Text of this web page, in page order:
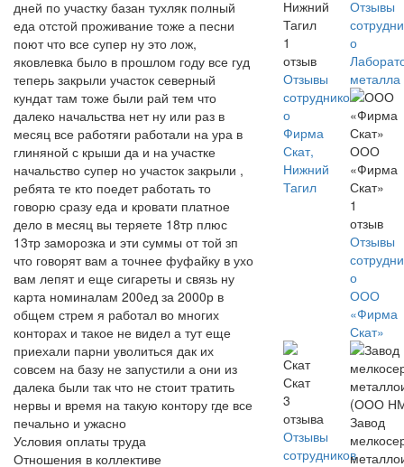
дней по участку базан тухляк полный
еда отстой проживание тоже а песни
поют что все супер ну это лож,
яковлевка было в прошлом году все гуд
теперь закрыли участок северный
кундат там тоже были рай тем что
далеко начальства нет ну или раз в
месяц все работяги работали на ура в
глиняной с крыши да и на участке
начальство супер но участок закрыли ,
ребята те кто поедет работать то
говорю сразу еда и кровати платное
дело в месяц вы теряете 18тр плюс
13тр заморозка и эти суммы от той зп
что говорят вам а точнее фуфайку в ухо
вам лепят и еще сигареты и связь ну
карта номиналам 200ед за 2000р в
общем стрем я работал во многих
конторах и такое не видел а тут еще
приехали парни уволиться дак их
совсем на базу не запустили а они из
далека были так что не стоит тратить
нервы и время на такую контору где все
печально и ужасно
Условия оплаты труда
Отношения в коллективе
Нижний
Тагил
1
отзыв
Отзывы
сотрудников
о
Фирма
Скат,
Нижний
Тагил
Отзывы
о
металла
ООО
«Фирма
Скат»
1
отзыв
Отзывы
о
ООО
«Фирма
Скат»
Скат
3
отзыва
Отзывы
сотрудников
Завод